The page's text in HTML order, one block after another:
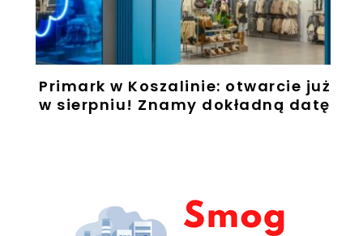
Primark w Koszalinie: otwarcie już
w sierpniu! Znamy dokładną datę